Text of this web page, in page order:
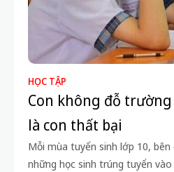
HỌC TẬP
Con không đỗ
là con thất bại
Mỗi mùa tuyển sinh lớp 10, bên
những học sinh trúng tuyển